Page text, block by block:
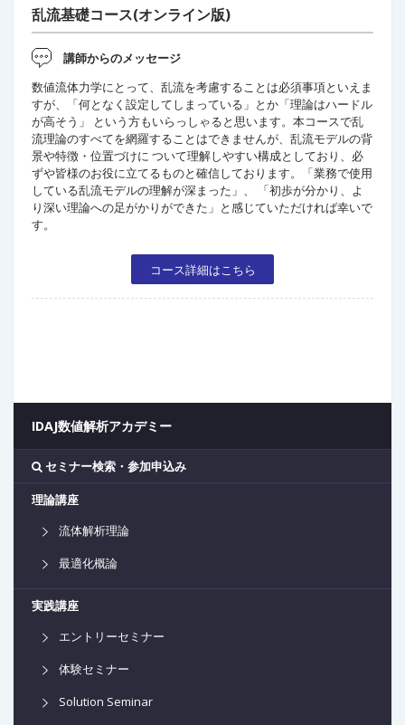
乱流基礎コース(オンライン版)
講師からのメッセージ
数値流体力学にとって、乱流を考慮することは必須事項といえま
すが、「何となく設定してしまっている」とか「理論はハードル
が高そう」 という方もいらっしゃると思います。本コースで乱
流理論のすべてを網羅することはできませんが、乱流モデルの背
景や特徴・位置づけに ついて理解しやすい構成としており、必
ずや皆様のお役に立てるものと確信しております。「業務で使用
している乱流モデルの理解が深まった」、 「初歩が分かり、よ
り深い理論への足がかりができた」と感じていただければ幸いで
す。
コース詳細はこちら
IDAJ数値解析アカデミー
セミナー検索・参加申込み
理論講座
流体解析理論
最適化概論
実践講座
エントリーセミナー
体験セミナー
Solution Seminar